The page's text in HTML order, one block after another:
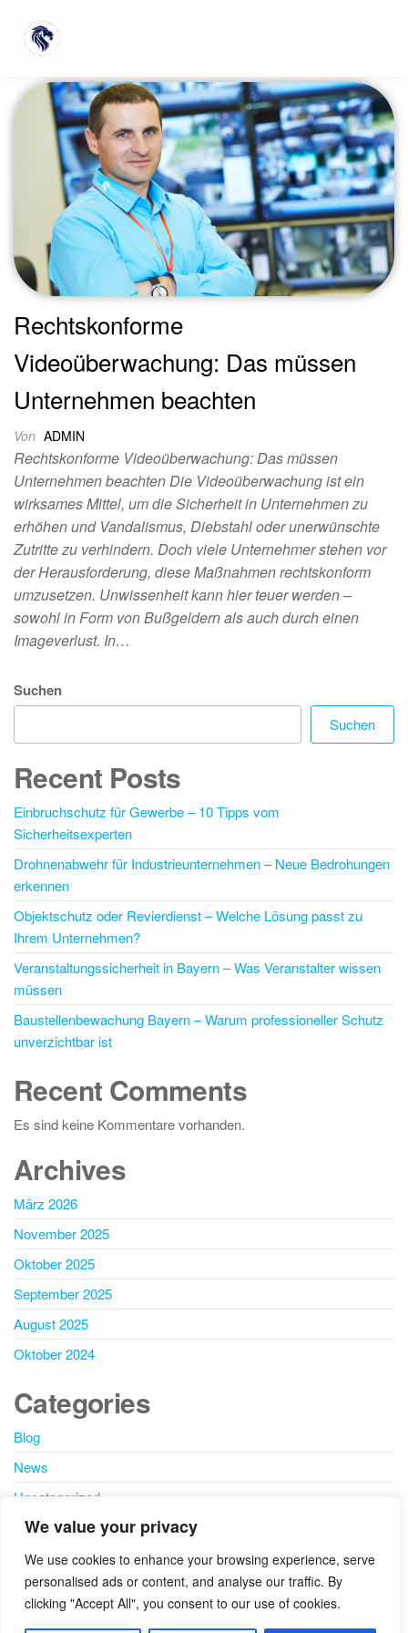
We value your privacy
We use cookies to enhance your browsing experience, serve
personalised ads or content, and analyse our traffic. By
clicking "Accept All", you consent to our use of cookies.
Schlagwort:
Rechtskonforme
Videoüberwachung: Das müssen
Unternehmen beachten
Von ADMIN
Rechtskonforme Videoüberwachung: Das müssen
Unternehmen beachten Die Videoüberwachung ist ein
wirksames Mittel, um die Sicherheit in Unternehmen zu
erhöhen und Vandalismus, Diebstahl oder unerwünschte
Zutritte zu verhindern. Doch viele Unternehmer stehen vor
der Herausforderung, diese Maßnahmen rechtskonform
umzusetzen. Unwissenheit kann hier teuer werden –
sowohl in Form von Bußgeldern als auch durch einen
Imageverlust. In…
Suchen
Suchen
Recent Posts
Einbruchschutz für Gewerbe – 10 Tipps vom
Sicherheitsexperten
Drohnenabwehr für Industrieunternehmen – Neue Bedrohungen
erkennen
Objektschutz oder Revierdienst – Welche Lösung passt zu
Ihrem Unternehmen?
Veranstaltungssicherheit in Bayern – Was Veranstalter wissen
müssen
Baustellenbewachung Bayern – Warum professioneller Schutz
unverzichtbar ist
Recent Comments
Es sind keine Kommentare vorhanden.
Archives
März 2026
November 2025
Oktober 2025
September 2025
August 2025
Oktober 2024
Categories
Blog
News
Uncategorized
SEARCH